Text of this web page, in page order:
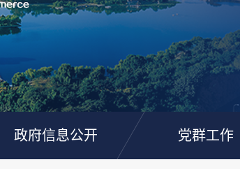
政府信息公开 党群工作